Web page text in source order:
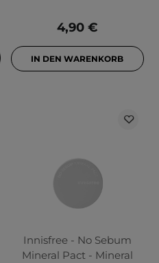
4,90 €
IN DEN WARENKORB
Innisfree - No Sebum
Mineral Pact - Mineral